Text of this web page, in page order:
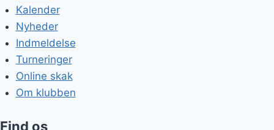
Kalender
Nyheder
Indmeldelse
Turneringer
Online skak
Om klubben
Find os